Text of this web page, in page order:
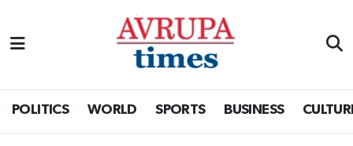
POLITICS WORLD SPORTS BUSINESS
Nöbetçi Eczaneler